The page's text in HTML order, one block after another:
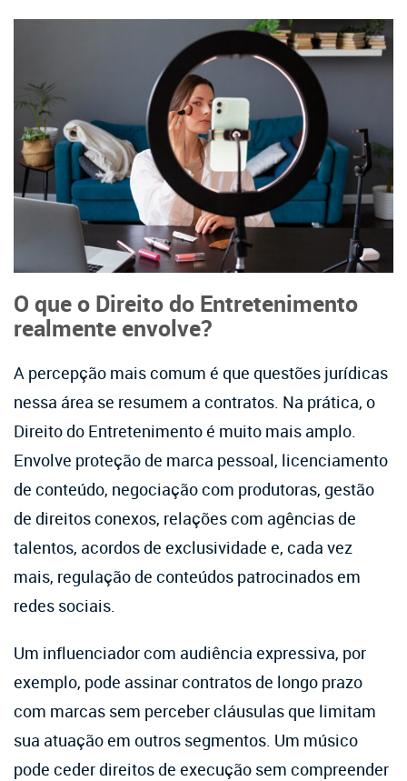
O que o Direito do Entretenimento
realmente envolve?
A percepção mais comum é que questões jurídicas
nessa área se resumem a contratos. Na prática, o
Direito do Entretenimento é muito mais amplo.
Envolve proteção de marca pessoal, licenciamento
de conteúdo, negociação com produtoras, gestão
de direitos conexos, relações com agências de
talentos, acordos de exclusividade e, cada vez
mais, regulação de conteúdos patrocinados em
redes sociais.
Um influenciador com audiência expressiva, por
exemplo, pode assinar contratos de longo prazo
com marcas sem perceber cláusulas que limitam
sua atuação em outros segmentos. Um músico
pode ceder direitos de execução sem compreender